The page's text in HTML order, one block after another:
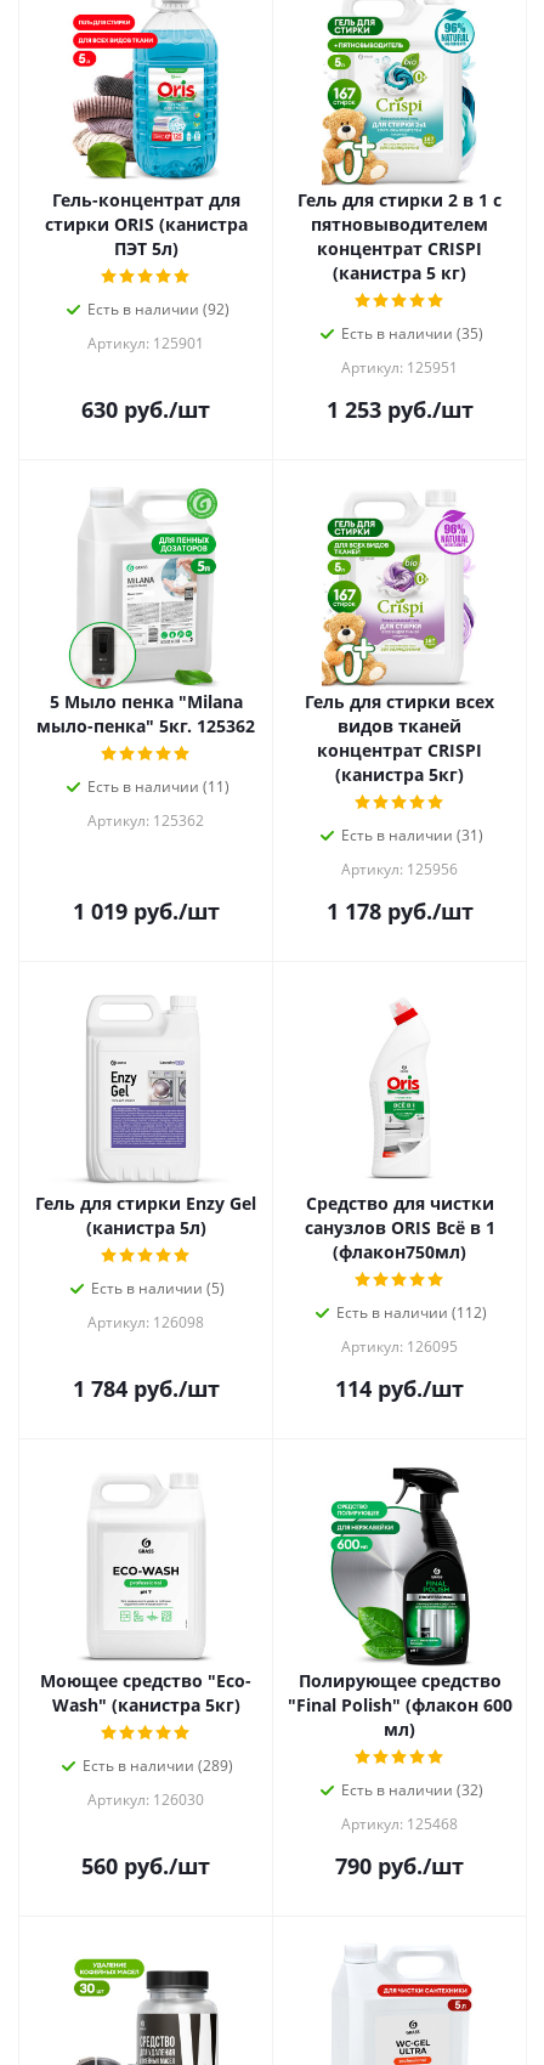
Гель-концентрат для
стирки ORIS (канистра
ПЭТ 5л)
Есть в наличии (92)
Артикул: 125901
630 руб./шт
Гель для стирки 2 в 1 с
пятновыводителем
концентрат CRISPI
(канистра 5 кг)
Есть в наличии (35)
Артикул: 125951
1 253руб./шт
5 Мыло пенка "Milana
мыло-пенка" 5кг. 125362
Есть в наличии (11)
Артикул: 125362
1 019руб./шт
Гель для стирки всех
видов тканей
концентрат CRISPI
(канистра 5кг)
Есть в наличии (31)
Артикул: 125956
1 178руб./шт
Гель для стирки Enzy Gel
(канистра 5л)
Есть в наличии (5)
Артикул: 126098
1 784руб./шт
Средство для чистки
санузлов ORIS Всё в 1
(флакон750мл)
Есть в наличии (112)
Артикул: 126095
114 руб./шт
Моющее средство "Eco-
Wash" (канистра 5кг)
Есть в наличии (289)
Артикул: 126030
560 руб./шт
Полирующее средство
"Final Polish" (флакон 600
мл)
Есть в наличии (32)
Артикул: 125468
790 руб./шт